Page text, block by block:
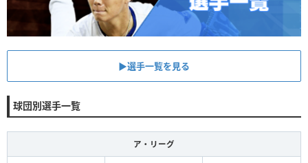
▶︎選手一覧を見る
球団別選手一覧
ア・リーグ